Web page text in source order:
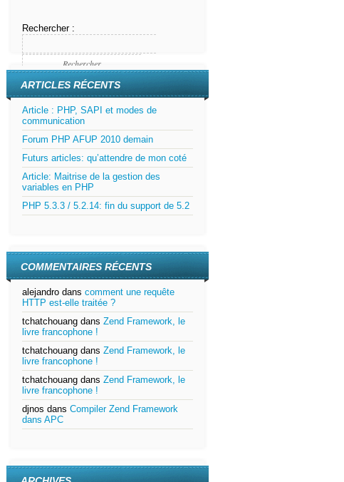
Rechercher :
ARTICLES RÉCENTS
Article : PHP, SAPI et modes de
communication
Forum PHP AFUP 2010 demain
Futurs articles: qu’attendre de mon coté
Article: Maitrise de la gestion des
variables en PHP
PHP 5.3.3 / 5.2.14: fin du support de 5.2
COMMENTAIRES RÉCENTS
alejandro dans comment une requête
HTTP est-elle traitée ?
tchatchouang dans Zend Framework, le
livre francophone !
tchatchouang dans Zend Framework, le
livre francophone !
tchatchouang dans Zend Framework, le
livre francophone !
djnos dans Compiler Zend Framework
dans APC